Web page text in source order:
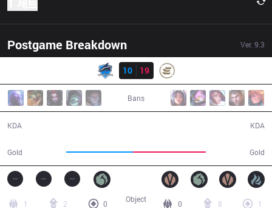
Postgame Breakdown Ver. 9.3
10
19
Bans
KDA
Gold Gold
KDA
1 2
0
0 8
1
Object